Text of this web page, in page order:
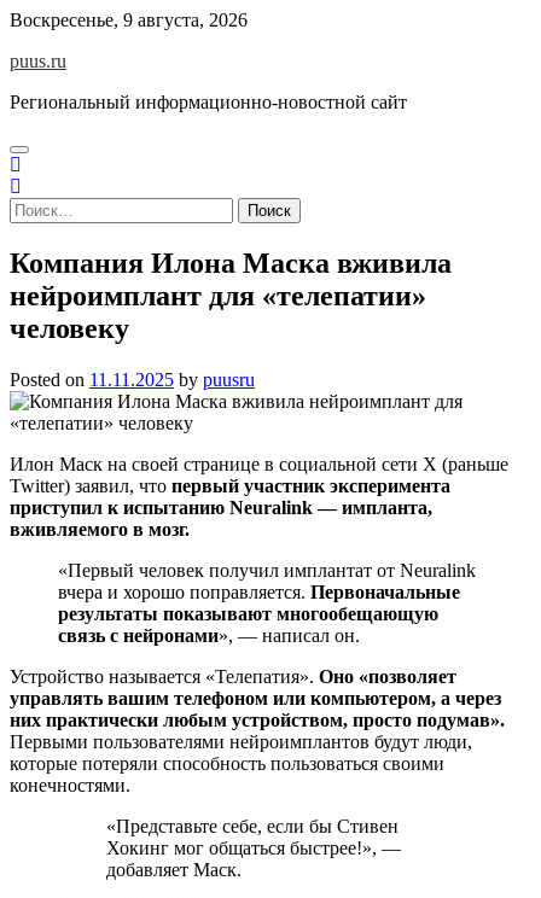
Skip
content
Воскресенье, 9 августа, 2026
puus.ru
Региональный информационно-новостной сайт
Найти:
Компания Илона Маска вживила
нейроимплант для «телепатии»
человеку
Posted on 11.11.2025 by puusru
Илон Маск на своей странице в социальной сети X (раньше
Twitter) заявил, что первый участник эксперимента
приступил к испытанию Neuralink — импланта,
вживляемого в мозг.
«Первый человек получил имплантат от Neuralink
вчера и хорошо поправляется. Первоначальные
результаты показывают многообещающую
связь с нейронами», — написал он.
Устройство называется «Телепатия». Оно «позволяет
управлять вашим телефоном или компьютером, а через
них практически любым устройством, просто подумав».
Первыми пользователями нейроимплантов будут люди,
которые потеряли способность пользоваться своими
конечностями.
«Представьте себе, если бы Стивен
Хокинг мог общаться быстрее!», —
добавляет Маск.